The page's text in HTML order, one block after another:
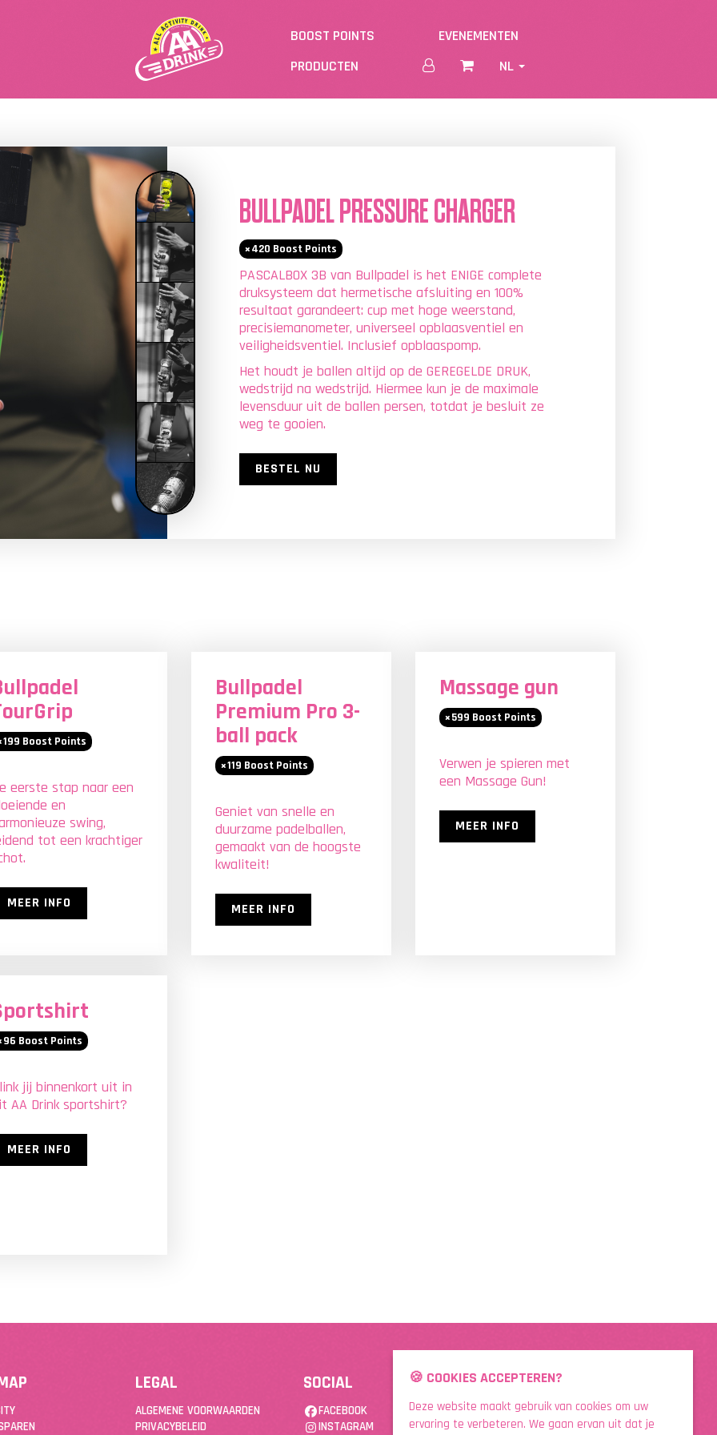
BOOST POINTS
EVENEMENTEN
PRODUCTEN
NL
BULLPADEL PRESSURE CHARGER
420 Boost Points
PASCALBOX 3B van Bullpadel is het ENIGE complete
druksysteem dat hermetische afsluiting en 100%
resultaat garandeert: cup met hoge weerstand,
precisiemanometer, universeel opblaasventiel en
veiligheidsventiel. Inclusief opblaaspomp.
Het houdt je ballen altijd op de GEREGELDE DRUK,
wedstrijd na wedstrijd. Hiermee kun je de maximale
levensduur uit de ballen persen, totdat je besluit ze
weg te gooien.
BESTEL NU
199 Boost Points
eerste stap naar een
en
swing,
tot een krachtiger
MEER INFO
Bullpadel
Premium Pro 3-
ball pack
119 Boost Points
Geniet van snelle en
duurzame padelballen,
gemaakt van de hoogste
kwaliteit!
MEER INFO
Massage gun
599 Boost Points
Verwen je spieren met
een Massage Gun!
MEER INFO
96 Boost Points
jij binnenkort uit in
AA Drink sportshirt?
MEER INFO
LEGAL
ALGEMENE VOORWAARDEN
PRIVACYBELEID
SOCIAL
FACEBOOK
INSTAGRAM
DOWNLOAD DE APP
🍪 COOKIES ACCEPTEREN?
Deze website maakt gebruik van cookies om uw
ervaring te verbeteren. We gaan ervan uit dat je